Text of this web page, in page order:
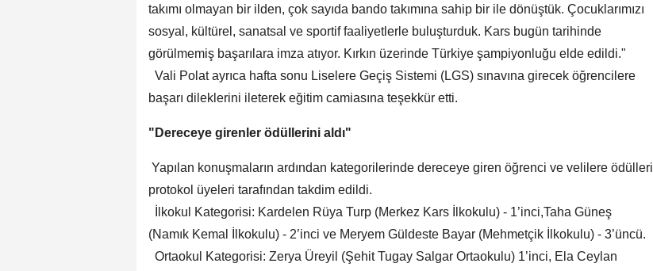
takımı olmayan bir ilden, çok sayıda bando takımına sahip bir ile dönüştük. Çocuklarımızı
sosyal, kültürel, sanatsal ve sportif faaliyetlerle buluşturduk. Kars bugün tarihinde
görülmemiş başarılara imza atıyor. Kırkın üzerinde Türkiye şampiyonluğu elde edildi."
Vali Polat ayrıca hafta sonu Liselere Geçiş Sistemi (LGS) sınavına girecek öğrencilere
başarı dileklerini ileterek eğitim camiasına teşekkür etti.
"Dereceye girenler ödüllerini aldı"
Yapılan konuşmaların ardından kategorilerinde dereceye giren öğrenci ve velilere ödülleri
protokol üyeleri tarafından takdim edildi.
İlkokul Kategorisi: Kardelen Rüya Turp (Merkez Kars İlkokulu) - 1’inci,Taha Güneş
(Namık Kemal İlkokulu) - 2’inci ve Meryem Güldeste Bayar (Mehmetçik İlkokulu) - 3’üncü.
Ortaokul Kategorisi: Zerya Üreyil (Şehit Tugay Salgar Ortaokulu) 1’inci, Ela Ceylan